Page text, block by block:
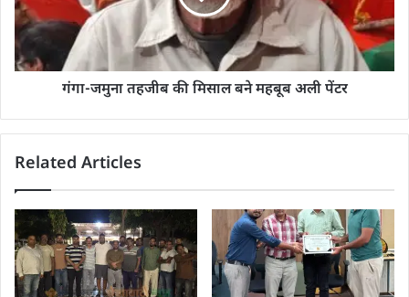
गंगा-जमुना तहजीब की मिसाल बने महबूब अली पेंटर
Related Articles